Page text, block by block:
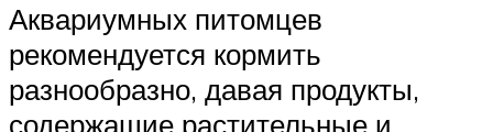
Аквариумных питомцев
рекомендуется кормить
разнообразно, давая продукты,
содержащие растительные и